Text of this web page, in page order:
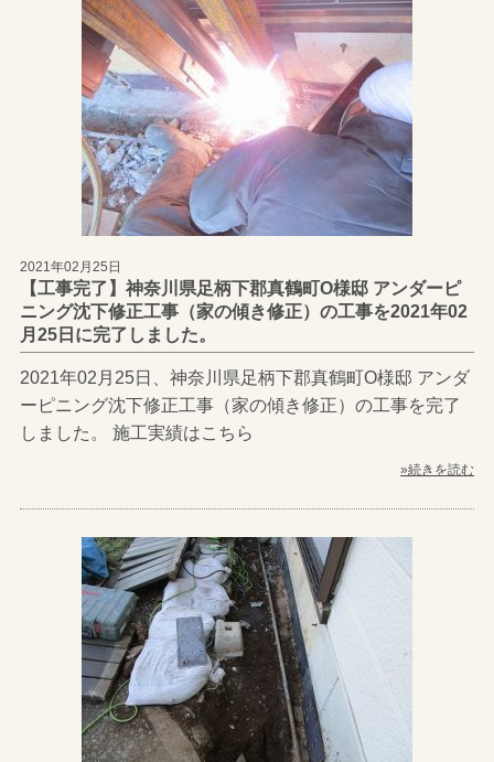
2021年02月25日
【工事完了】神奈川県足柄下郡真鶴町O様邸 アンダーピ
ニング沈下修正工事（家の傾き修正）の工事を2021年02
月25日に完了しました。
2021年02月25日、神奈川県足柄下郡真鶴町O様邸 アンダ
ーピニング沈下修正工事（家の傾き修正）の工事を完了
しました。 施工実績はこちら
»続きを読む